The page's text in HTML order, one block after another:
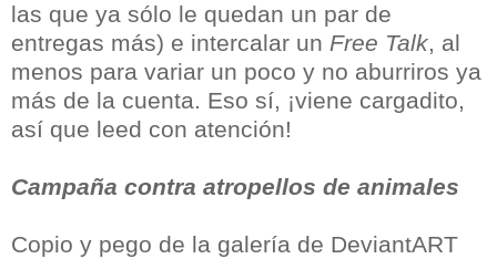
las que ya sólo le quedan un par de
entregas más) e intercalar un Free Talk, al
menos para variar un poco y no aburriros ya
más de la cuenta. Eso sí, ¡viene cargadito,
así que leed con atención!
Campaña contra atropellos de animales
Copio y pego de la galería de DeviantART